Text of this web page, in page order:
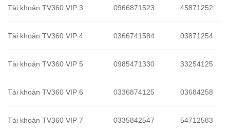
Tài khoản TV360 VIP 3 0966871523 45871252
Tài khoản TV360 VIP 4 0366741584 03871254
Tài khoản TV360 VIP 5 0985471330 33254125
Tài khoản TV360 VIP 6 0336874125 03684258
Tài khoản TV360 VIP 7 0335842547 54712583